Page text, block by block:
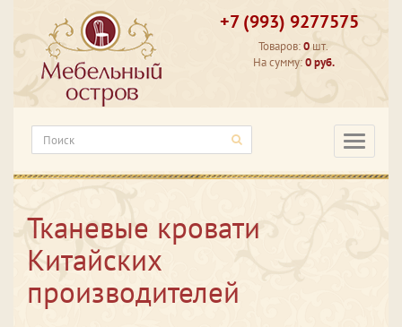
+7 (993) 9277575
Товаров:0 шт.
На сумму:0 руб.
Тканевые кровати
Китайских
производителей